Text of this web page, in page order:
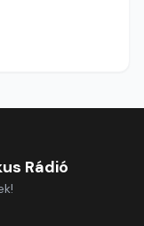
Rádió